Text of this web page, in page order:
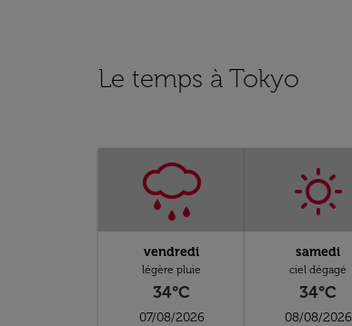
Le temps à Tokyo
vendredi
légère pluie
34°C
07/08/2026
samedi
ciel dégagé
34°C
08/08/2026